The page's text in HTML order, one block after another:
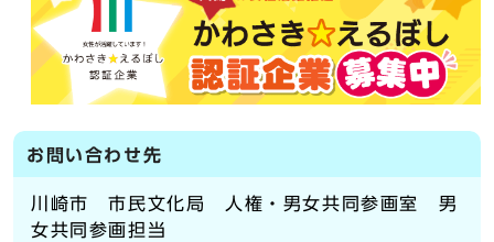
お問い合わせ先
川崎市 市民文化局 人権・男女共同参画室 男
女共同参画担当